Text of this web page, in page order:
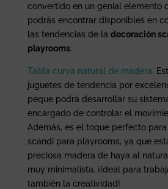
convertido en un genial elemento
podrás encontrar disponibles en
las tendencias de la decoración
playrooms.
Tabla curva natural de madera.
juguetes de tendencia por
peque podrá desarrollar su
encargado de controlar el
Además, es el toque perfecto
scandi para playrooms, ya que
preciosa madera de haya al
muy minimalista. ¡Ideal para
también la creatividad!